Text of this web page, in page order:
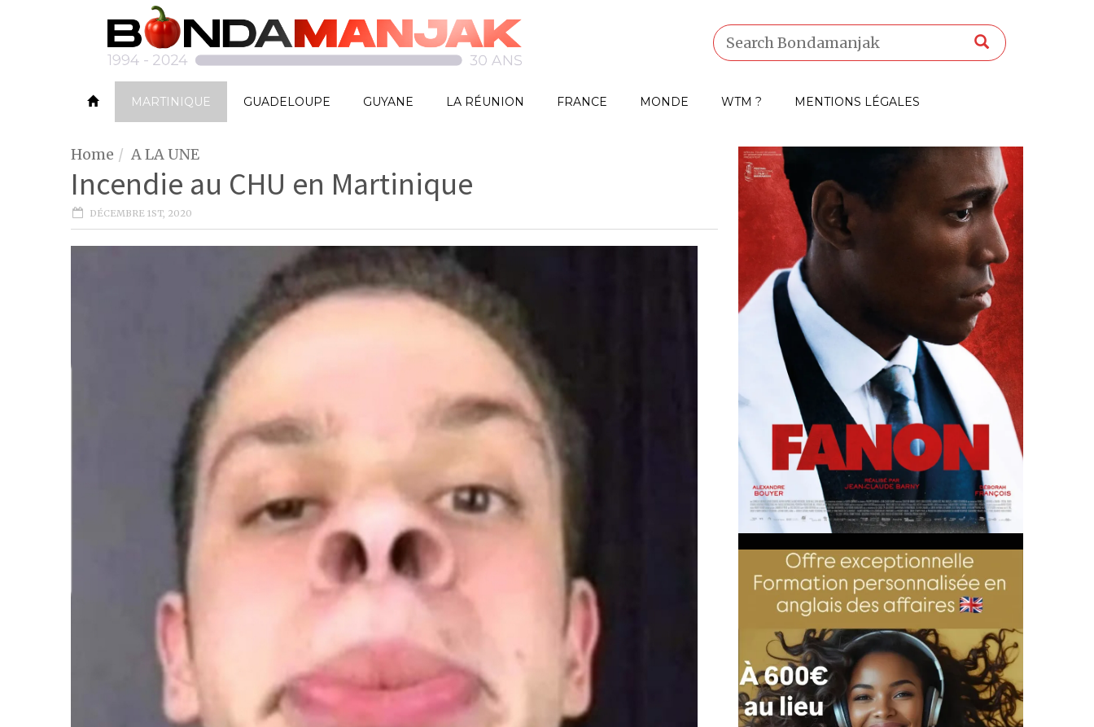
MARTINIQUE GUADELOUPE GUYANE LA RÉUNION FRANCE MONDE WTM ? MENTIONS LÉGALES
Home A LA UNE
Incendie au CHU en Martinique
DÉCEMBRE 1ST, 2020